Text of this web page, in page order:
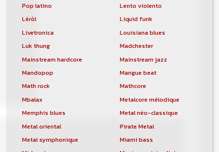
Pop latino
Lento violento
Léròl
Liquid funk
Livetronica
Louisiana blues
Luk thung
Madchester
Mainstream hardcore
Mainstream jazz
Mandopop
Mangue beat
Math rock
Mathcore
Mbalax
Metalcore mélodique
Memphis blues
Metal néo-classique
Metal oriental
Pirate Metal
Metal symphonique
Miami bass